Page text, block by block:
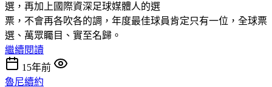
選，再加上國際資深足球媒體人的選
票，不會再各吹各的調，年度最佳球員肯定只有一位，全球票
選、萬眾矚目、實至名歸。
繼續閱讀
15年前
魯尼續約